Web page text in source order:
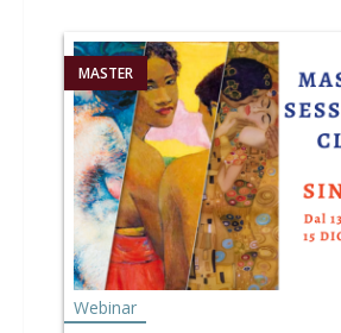
MASTER
Webinar